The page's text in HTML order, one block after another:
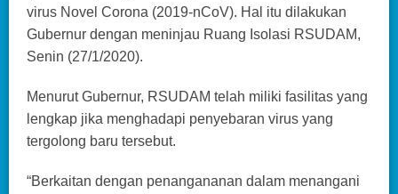
virus Novel Corona (2019-nCoV). Hal itu dilakukan
Gubernur dengan meninjau Ruang Isolasi RSUDAM,
Senin (27/1/2020).
Menurut Gubernur, RSUDAM telah miliki fasilitas yang
lengkap jika menghadapi penyebaran virus yang
tergolong baru tersebut.
“Berkaitan dengan penangananan dalam menangani